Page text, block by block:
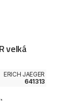
velká
ERICH JAEGER
641313